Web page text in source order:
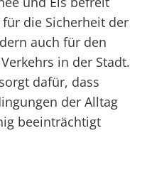
die Sicherheit der
auch für den
in der Stadt.
dafür, dass
der Alltag
beeinträchtigt